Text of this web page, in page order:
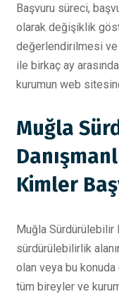
Başvuru süreci,
olarak değişiklik
değerlendirilmesi ve
ile birkaç ay
kurumun web
Muğla
Kimler
Muğla Sürdürülebilir
sürdürülebilirlik
olan veya bu
tüm bireyler ve